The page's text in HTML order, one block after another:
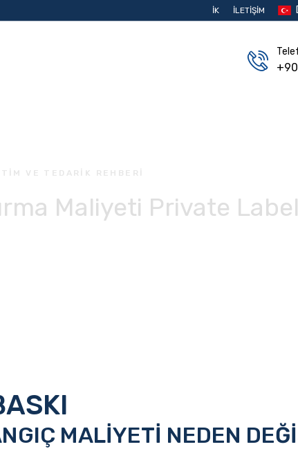
İK İLETIŞIM
VE TEDARIK REHBERI
Maliyeti Private Label
MALİYETİ NEDEN